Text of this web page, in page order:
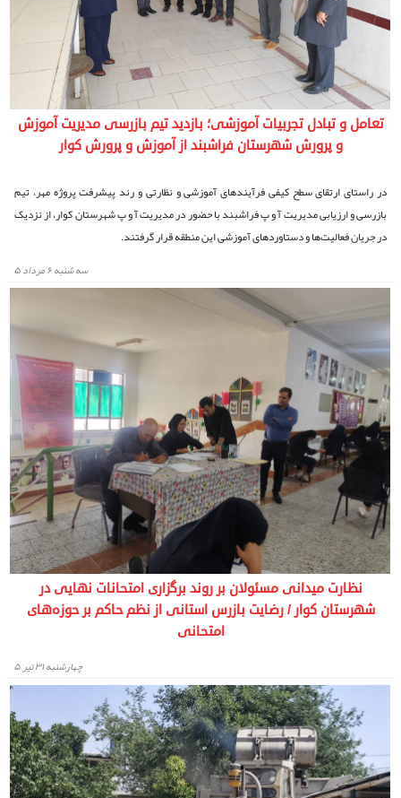
تعامل و تبادل تجربیات آموزشی؛ بازدید تیم بازرسی مدیریت آموزش
و پرورش شهرستان فراشبند از آموزش و پرورش کوار
در راستای ارتقای سطح کیفی فرآیندهای آموزشی و نظارتی و رند پیشرفت پروژه مهر، تیم
بازرسی و ارزیابی مدیریت آ و پ فراشبند با حضور در مدیریت آ و پ شهرستان کوار، از نزدیک
در جریان فعالیت‌ها و دستاوردهای آموزشی این منطقه قرار گرفتند.
سه شنبه ۶ مرداد ۵
نظارت میدانی مسئولان بر روند برگزاری امتحانات نهایی در
شهرستان کوار / رضایت بازرس استانی از نظم حاکم بر حوزه‌های
امتحانی
چهارشنبه ۳۱ تیر ۵